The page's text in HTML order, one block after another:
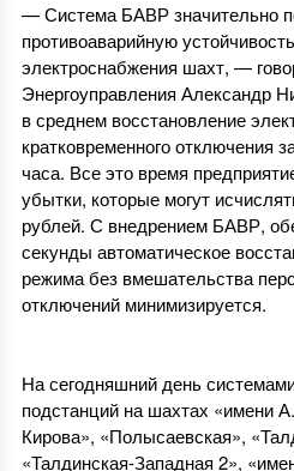
— Система БАВР значительно
противоаварийную
электроснабжения шахт, —
Энергоуправления Александр
в среднем восстановление
кратковременного отключения
часа. Все это время
убытки, которые могут
рублей. С внедрением БАВР,
секунды автоматическое
режима без вмешательства
отключений минимизируется.
На сегодняшний день
подстанций на шахтах «имени
Кирова», «Полысаевская»,
«Талдинская-Западная 2»,